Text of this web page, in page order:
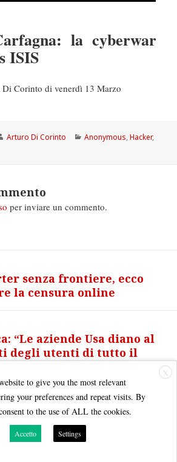
la cyberwar
ISIS
Corinto di venerdì 13 Marzo
Autore
Arturo Di Corinto Categorie
Anonymous,Hacker,
per inviare un commento.
senza frontiere, ecco
la censura online
“Le aziende Usa diano al
degli utenti di tutto il
X
to give you the most relevant
your preferences and repeat visits. By
to the use of ALL the cookies.
Accetto Settings